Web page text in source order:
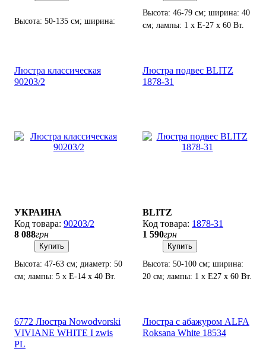
Высота: 50-135 см; ширина:
Высота: 46-79 см; ширина: 40
см; лампы: 1 х Е-27 х 60 Вт.
Люстра классическая
90203/2
УКРАИНА
90203/2
8 088грн
Купить
Высота: 47-63 см; диаметр: 50
см; лампы: 5 х Е-14 х 40 Вт.
Люстра подвес BLITZ
1878-31
BLITZ
1878-31
1 590грн
Купить
Высота: 50-100 см; ширина:
20 см; лампы: 1 х Е27 х 60 Вт.
6772 Люстра Nowodvorski
VIVIANE WHITE I zwis
PL
Люстра с абажуром ALFA
Roksana White 18534